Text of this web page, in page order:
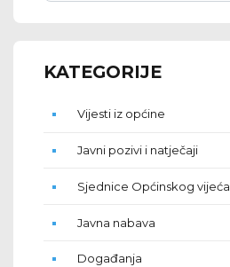
KATEGORIJE
Vijesti iz općine
Javni pozivi i natječaji
Sjednice Općinskog vijeća
Javna nabava
Događanja